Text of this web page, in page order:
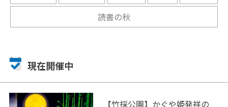
読書の秋
現在開催中
【竹採公園】かぐや姫発祥の